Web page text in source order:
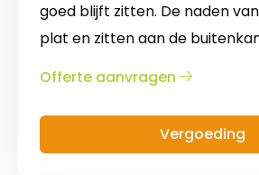
goed blijft zitten. De naden
plat en zitten aan de
Offerte aanvragen over
Vergoeding